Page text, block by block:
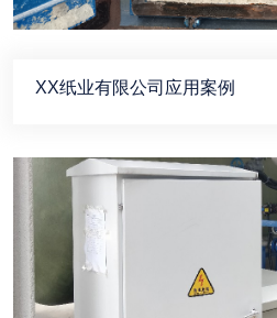
XX纸业有限公司应用案例